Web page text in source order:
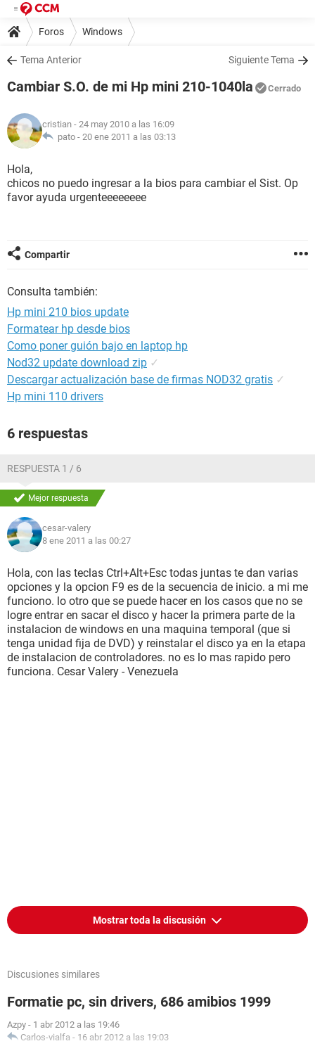
Foros Windows
Tema Anterior Siguiente Tema
Cambiar S.O. de mi Hp mini 210-1040la Cerrado
cristian - 24 may 2010 a las 16:09
pato - 20 ene 2011 a las 03:13
Hola,
chicos no puedo ingresar a la bios para cambiar el Sist. Op
favor ayuda urgenteeeeeeee
Compartir
Consulta también:
Hp mini 210 bios update
Formatear hp desde bios
Como poner guión bajo en laptop hp
Nod32 update download zip ✓
Descargar actualización base de firmas NOD32 gratis ✓
Hp mini 110 drivers
6 respuestas
RESPUESTA 1 / 6
Mejor respuesta
cesar-valery
8 ene 2011 a las 00:27
Hola, con las teclas Ctrl+Alt+Esc todas juntas te dan varias
opciones y la opcion F9 es de la secuencia de inicio. a mi me
funciono. lo otro que se puede hacer en los casos que no se
logre entrar en sacar el disco y hacer la primera parte de la
instalacion de windows en una maquina temporal (que si
tenga unidad fija de DVD) y reinstalar el disco ya en la etapa
de instalacion de controladores. no es lo mas rapido pero
funciona. Cesar Valery - Venezuela
Mostrar toda la discusión
Discusiones similares
Formatie pc, sin drivers, 686 amibios 1999
Azpy - 1 abr 2012 a las 19:46
Carlos-vialfa - 16 abr 2012 a las 19:03